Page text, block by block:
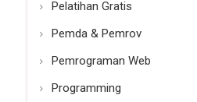
Pelatihan Gratis
Pemda & Pemrov
Pemrograman Web
Programming